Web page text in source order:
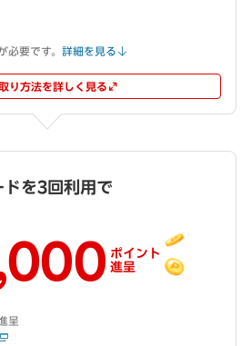
必要です。 詳細を見る
り方法を詳しく見る
ドを3回利用で
ポイント
進呈
呈